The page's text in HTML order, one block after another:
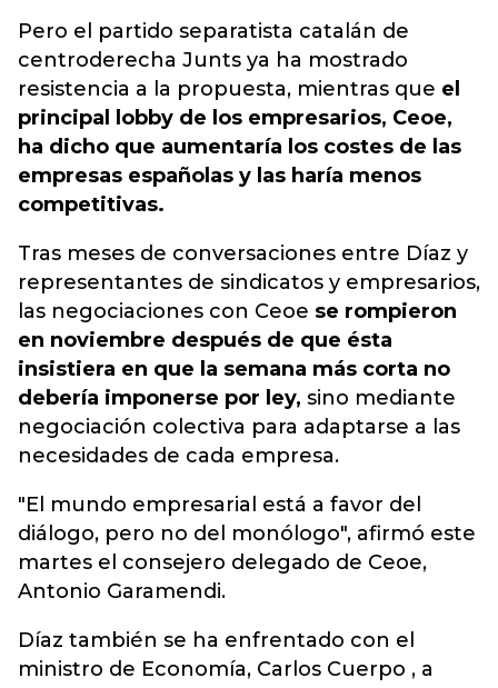
Pero el partido separatista catalán de
centroderecha Junts ya ha mostrado
resistencia a la propuesta, mientras que el
principal lobby de los empresarios, Ceoe,
ha dicho que aumentaría los costes de las
empresas españolas y las haría menos
competitivas.
Tras meses de conversaciones entre Díaz y
representantes de sindicatos y empresarios,
las negociaciones con Ceoe se rompieron
en noviembre después de que ésta
insistiera en que la semana más corta no
debería imponerse por ley, sino mediante
negociación colectiva para adaptarse a las
necesidades de cada empresa.
"El mundo empresarial está a favor del
diálogo, pero no del monólogo", afirmó este
martes el consejero delegado de Ceoe,
Antonio Garamendi.
Díaz también se ha enfrentado con el
ministro de Economía, Carlos Cuerpo , a